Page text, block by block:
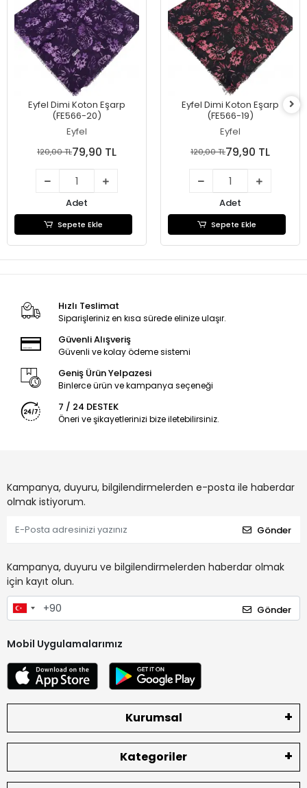
Eyfel Dimi Koton Eşarp
(FE566-20)
Eyfel
120,00 TL79,90 TL
Adet
Sepete Ekle
Eyfel Dimi Koton Eşarp
(FE566-19)
Eyfel
120,00 TL79,90 TL
Adet
Sepete Ekle
Hızlı Teslimat
Siparişleriniz en kısa sürede elinize ulaşır.
Güvenli Alışveriş
Güvenli ve kolay ödeme sistemi
Geniş Ürün Yelpazesi
Binlerce ürün ve kampanya seçeneği
7 / 24 DESTEK
Öneri ve şikayetlerinizi bize iletebilirsiniz.
Kampanya, duyuru, bilgilendirmelerden e-posta ile haberdar
olmak istiyorum.
Gönder
Kampanya, duyuru ve bilgilendirmelerden haberdar olmak
için kayıt olun.
Gönder
Mobil Uygulamalarımız
Kurumsal
Kategoriler